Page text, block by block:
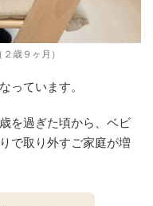
歳９ヶ月）
っています。
を過ぎた頃から、ベビ
で取り外すご家庭が増